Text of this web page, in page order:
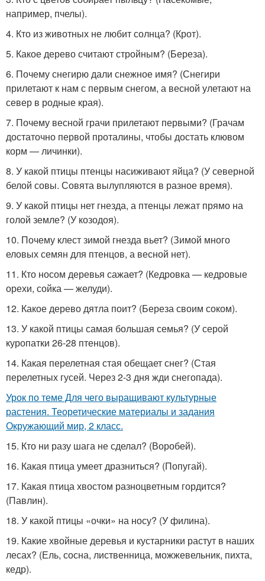
например, пчелы).
4. Кто из животных не любит солнца? (Крот).
5. Какое дерево считают стройным? (Береза).
6. Почему снегирю дали снежное имя? (Снегири
прилетают к нам с первым снегом, а весной улетают на
север в родные края).
7. Почему весной грачи прилетают первыми? (Грачам
достаточно первой проталины, чтобы достать клювом
корм — личинки).
8. У какой птицы птенцы насиживают яйца? (У северной
белой совы. Совята вылупляются в разное время).
9. У какой птицы нет гнезда, а птенцы лежат прямо на
голой земле? (У козодоя).
10. Почему клест зимой гнезда вьет? (Зимой много
еловых семян для птенцов, а весной нет).
11. Кто носом деревья сажает? (Кедровка — кедровые
орехи, сойка — желуди).
12. Какое дерево дятла поит? (Береза своим соком).
13. У какой птицы самая большая семья? (У серой
куропатки 26-28 птенцов).
14. Какая перелетная стая обещает снег? (Стая
перелетных гусей. Через 2-3 дня жди снегопада).
Урок по теме Для чего выращивают культурные
растения. Теоретические материалы и задания
Окружающий мир, 2 класс.
15. Кто ни разу шага не сделал? (Воробей).
16. Какая птица умеет дразниться? (Попугай).
17. Какая птица хвостом разноцветным гордится?
(Павлин).
18. У какой птицы «очки» на носу? (У филина).
19. Какие хвойные деревья и кустарники растут в наших
лесах? (Ель, сосна, лиственница, можжевельник, пихта,
кедр).